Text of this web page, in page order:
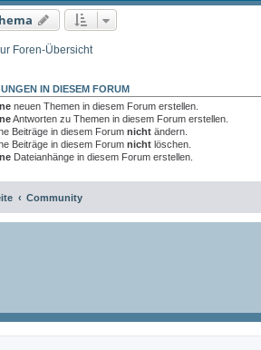
Foren-Übersicht
IN DIESEM FORUM
neuen Themen in diesem Forum erstellen.
Antworten zu Themen in diesem Forum erstellen.
Beiträge in diesem Forum nicht ändern.
Beiträge in diesem Forum nicht löschen.
Dateianhänge in diesem Forum erstellen.
Community